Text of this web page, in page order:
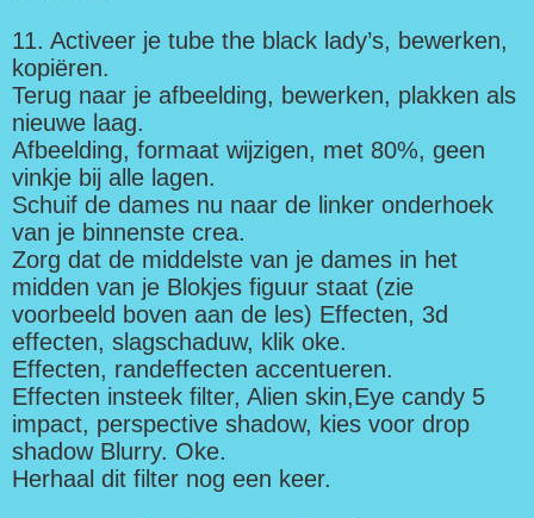
11. Activeer je tube the black lady’s, bewerken,
kopiëren.
Terug naar je afbeelding, bewerken, plakken als
nieuwe laag.
Afbeelding, formaat wijzigen, met 80%, geen
vinkje bij alle lagen.
Schuif de dames nu naar de linker onderhoek
van je binnenste crea.
Zorg dat de middelste van je dames in het
midden van je Blokjes figuur staat (zie
voorbeeld boven aan de les) Effecten, 3d
effecten, slagschaduw, klik oke.
Effecten, randeffecten accentueren.
Effecten insteek filter, Alien skin,Eye candy 5
impact, perspective shadow, kies voor drop
shadow Blurry. Oke.
Herhaal dit filter nog een keer.